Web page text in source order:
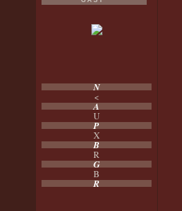
N
<
A
U
P
X
B
R
G
B
R